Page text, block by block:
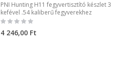
PNI Hunting H11 fegyvertisztító készlet 3
kefével .54 kaliberű fegyverekhez
Rating:
0%
4 246,00 Ft